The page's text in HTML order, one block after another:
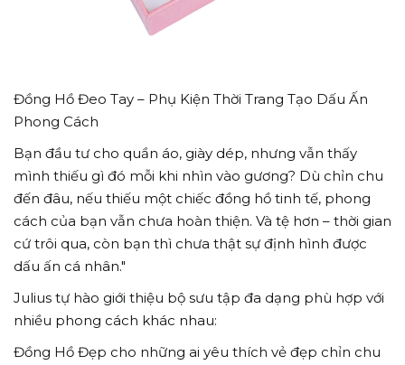
Đồng Hồ Đeo Tay – Phụ Kiện Thời Trang Tạo Dấu Ấn
Phong Cách
Bạn đầu tư cho quần áo, giày dép, nhưng vẫn thấy
mình thiếu gì đó mỗi khi nhìn vào gương? Dù chỉn chu
đến đâu, nếu thiếu một chiếc đồng hồ tinh tế, phong
cách của bạn vẫn chưa hoàn thiện. Và tệ hơn – thời gian
cứ trôi qua, còn bạn thì chưa thật sự định hình được
dấu ấn cá nhân."
Julius tự hào giới thiệu bộ sưu tập đa dạng phù hợp với
nhiều phong cách khác nhau:
Đồng Hồ Đẹp cho những ai yêu thích vẻ đẹp chỉn chu